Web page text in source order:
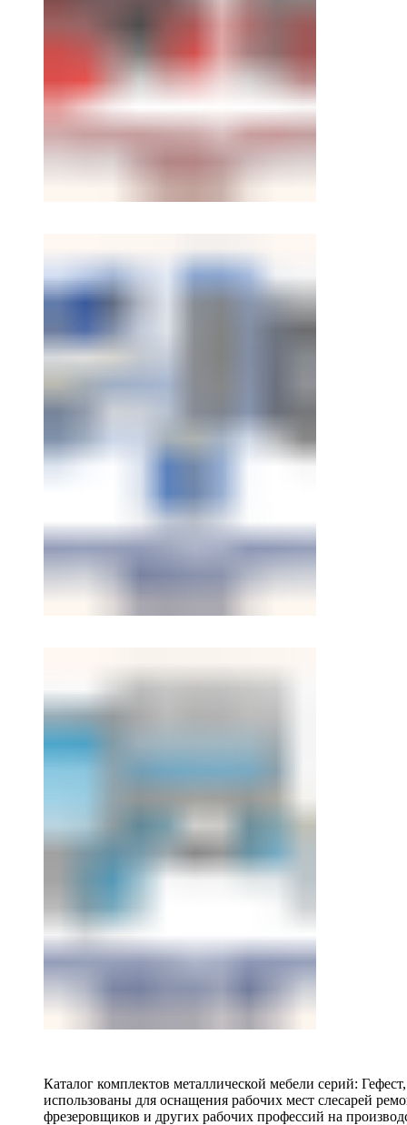
Каталог комплектов металлической мебели серий:
использованы для оснащения рабочих мест слесарей
фрезеровщиков и других рабочих профессий на